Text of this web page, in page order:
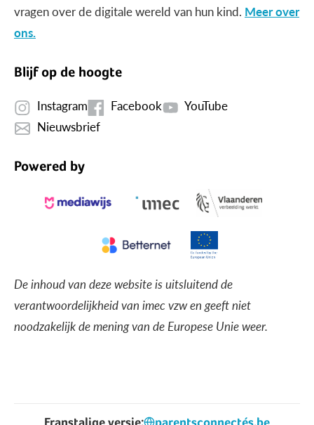
vragen over de digitale wereld van hun kind. Meer over
ons.
Blijf op de hoogte
Instagram Facebook
YouTube
Nieuwsbrief
Powered by
De inhoud van deze website is uitsluitend de
verantwoordelijkheid van imec vzw en geeft niet
noodzakelijk de mening van de Europese Unie weer.
Franstalige versie: parentsconnectés.be